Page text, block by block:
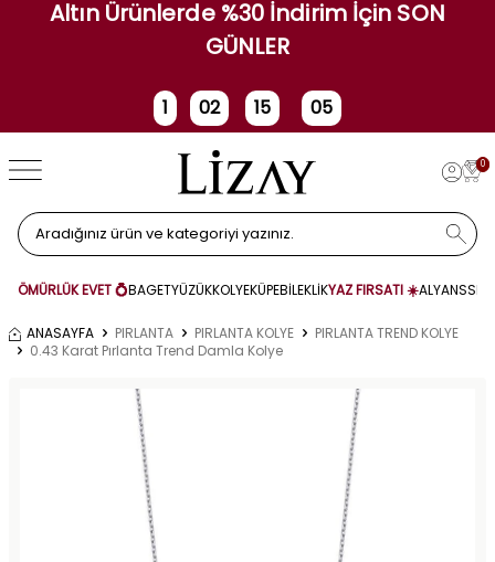
Altın Ürünlerde %30 İndirim İçin SON
GÜNLER
1
Gün
02
Saat
15 05
0
ÖMÜRLÜK EVET 💍BAGETYÜZÜKKOLYEKÜPEBİLEKLİKYAZ FIRSATI ☀️ALYANS
ANASAYFA PIRLANTA PIRLANTA KOLYE
PIRLANTA TREND KOLYE
0.43 Karat Pırlanta Trend Damla Kolye